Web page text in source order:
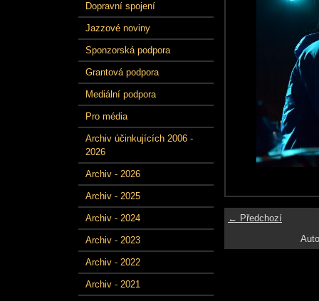
Dopravní spojení
Jazzové noviny
Sponzorská podpora
Grantová podpora
Mediální podpora
Pro média
Archiv účinkujících 2006 -
2026
Archiv - 2026
Archiv - 2025
Archiv - 2024
Archiv - 2023
Archiv - 2022
Archiv - 2021
← Předchozí